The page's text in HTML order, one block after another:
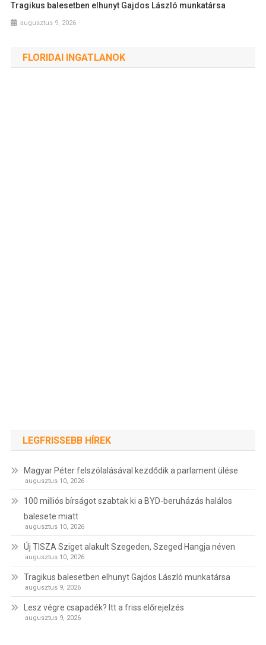
Tragikus balesetben elhunyt Gajdos László munkatársa
augusztus 9, 2026
FLORIDAI INGATLANOK
LEGFRISSEBB HÍREK
Magyar Péter felszólalásával kezdődik a parlament ülése
augusztus 10, 2026
100 milliós bírságot szabtak ki a BYD-beruházás halálos
balesete miatt
augusztus 10, 2026
Új TISZA Sziget alakult Szegeden, Szeged Hangja néven
augusztus 10, 2026
Tragikus balesetben elhunyt Gajdos László munkatársa
augusztus 9, 2026
Lesz végre csapadék? Itt a friss előrejelzés
augusztus 9, 2026